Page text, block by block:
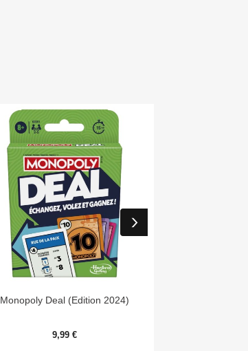
Aperçu rapide
Monopoly Deal (Edition 2024)
9,99 €